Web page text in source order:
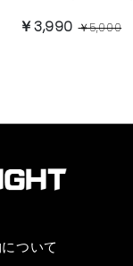
￥3,990￥5,000
ついて